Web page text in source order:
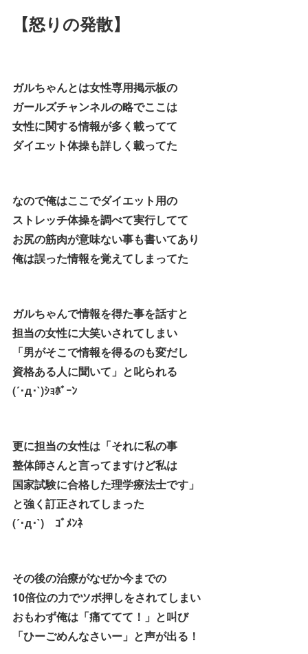
【怒りの発散】
ガルちゃんとは女性専用掲示板の
ガールズチャンネルの略でここは
女性に関する情報が多く載ってて
ダイエット体操も詳しく載ってた
なので俺はここでダイエット用の
ストレッチ体操を調べて実行してて
お尻の筋肉が意味ない事も書いてあり
俺は誤った情報を覚えてしまってた
ガルちゃんで情報を得た事を話すと
担当の女性に大笑いされてしまい
「男がそこで情報を得るのも変だし
資格ある人に聞いて」と叱られる
(´･д･`)ｼｮﾎﾞｰﾝ
更に担当の女性は「それに私の事
整体師さんと言ってますけど私は
国家試験に合格した理学療法士です」
と強く訂正されてしまった
(´･д･`)ゞｺﾞﾒﾝﾈ
その後の治療がなぜか今までの
10倍位の力でツボ押しをされてしまい
おもわず俺は「痛ててて！」と叫び
「ひーごめんなさいー」と声が出る！